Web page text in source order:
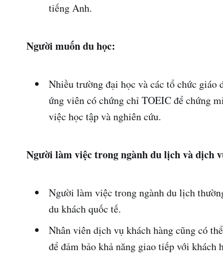
tiếng Anh.
Người muốn du học:
Nhiều trường đại học và các tổ chức giáo
ứng viên có chứng chỉ TOEIC để chứng
việc học tập và nghiên cứu.
Người làm việc trong ngành du lịch và dịch
Người làm việc trong ngành du lịch
du khách quốc tế.
Nhân viên dịch vụ khách hàng cũng có
để đảm bảo khả năng giao tiếp với khách